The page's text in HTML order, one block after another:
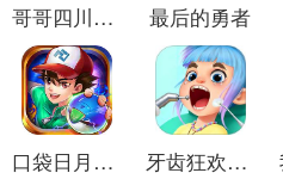
哥哥四川麻将 最后的勇者
口袋日月游戏软件 牙齿狂欢派对